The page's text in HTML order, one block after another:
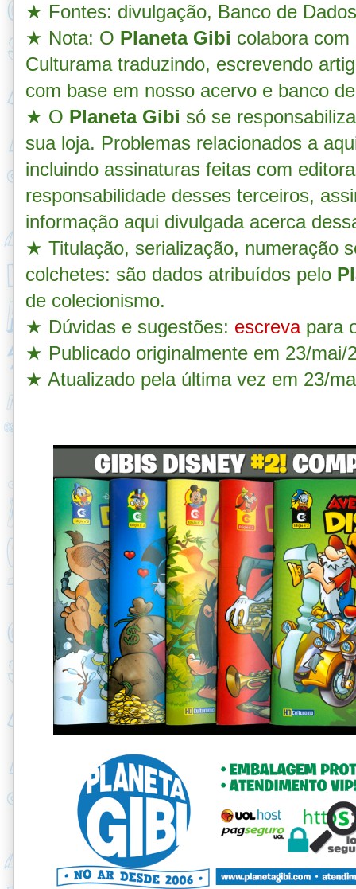
★ Fontes: divulgação, Banco de
★ Nota: O Planeta Gibi colabora
Culturama traduzindo, escrevendo
com base em nosso acervo e banco
★ O Planeta Gibi só se
sua loja. Problemas relacionados a
incluindo assinaturas feitas com
responsabilidade desses terceiros,
informação aqui divulgada acerca
★ Titulação, serialização, numeração
colchetes: são dados atribuídos pelo
de colecionismo.
★ Dúvidas e sugestões: escrevapara
★ Publicado originalmente em 23/mai/
★ Atualizado pela última vez em 23/